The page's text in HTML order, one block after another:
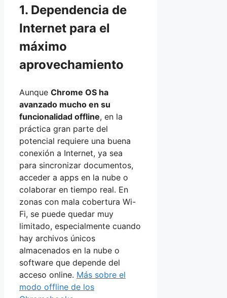
1. Dependencia de
Internet para el
máximo
aprovechamiento
Aunque Chrome OS ha
avanzado mucho en su
funcionalidad offline, en la
práctica gran parte del
potencial requiere una buena
conexión a Internet, ya sea
para sincronizar documentos,
acceder a apps en la nube o
colaborar en tiempo real. En
zonas con mala cobertura Wi-
Fi, se puede quedar muy
limitado, especialmente cuando
hay archivos únicos
almacenados en la nube o
software que depende del
acceso online. Más sobre el
modo offline de los